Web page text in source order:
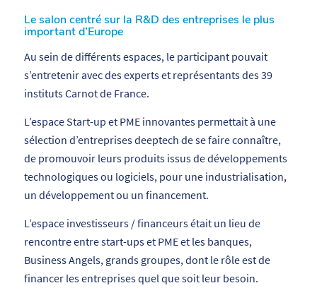
Le salon centré sur la R&D des entreprises le plus
important d’Europe
Au sein de différents espaces, le participant pouvait
s’entretenir avec des experts et représentants des 39
instituts Carnot de France.
L’espace Start-up et PME innovantes permettait à une
sélection d’entreprises deeptech de se faire connaître,
de promouvoir leurs produits issus de développements
technologiques ou logiciels, pour une industrialisation,
un développement ou un financement.
L’espace investisseurs / financeurs était un lieu de
rencontre entre start-ups et PME et les banques,
Business Angels, grands groupes, dont le rôle est de
financer les entreprises quel que soit leur besoin.